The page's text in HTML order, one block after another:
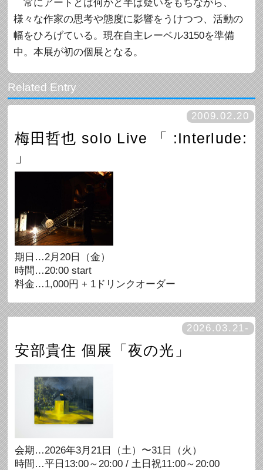
常にアートとは何かと半ば疑いをもちながら、
様々な作家の思考や態度に影響をうけつつ、活動の
幅をひろげている。現在自主レーベル3150を準備
中。本展が初の個展となる。
2009.02.20
梅田哲也 solo Live 「 :Interlude:
」
期日…2月20日（金）
時間…20:00 start
料金…1,000円 + 1ドリンクオーダー
2026.03.21-
安部貴住 個展「夜の光」
会期…2026年3月21日（土）〜31日（火）
時間…平日13:00～20:00 / 土日祝11:00～20:00